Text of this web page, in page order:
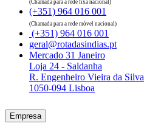
(Chamada para a rede fixa nacional)
(+351) 964 016 001
(Chamada para a rede móvel nacional)
(+351) 964 016 001
geral@rotadasindias.pt
Mercado 31 Janeiro
Loja 24 - Saldanha
R. Engenheiro Vieira da Silva
1050-094 Lisboa
Empresa